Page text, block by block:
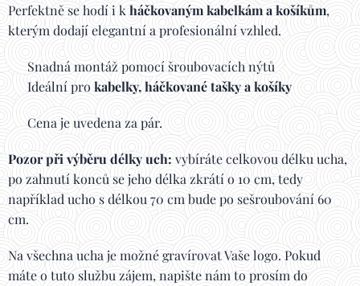
Perfektně se hodí i kháčkovaným kabelkám a košíkům,
kterým dodají elegantní a profesionální vzhled.
✔️ Snadná montáž pomocí šroubovacích nýtů
✔️ Ideální pro kabelky, háčkované tašky a košíky
✔️ Cena je uvedena za pár.
Pozor při výběru délky uch: vybíráte celkovou délku ucha,
po zahnutí konců se jeho délka zkrátí o 10 cm, tedy
například ucho s délkou 70 cm bude po sešroubování 60
cm.
Na všechna ucha je možné gravírovat Vaše logo. Pokud
máte o tuto službu zájem, napište nám to prosím do